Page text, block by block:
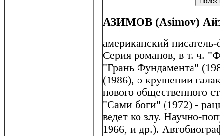
АЗИМОВ (Asimov)
американский
Серия романов, в т. ч.
"Грань Фундамента"
(1986), о крушении
нового общественного
"Сами боги" (1972) -
ведет ко злу. Научно-
1966, и др.).